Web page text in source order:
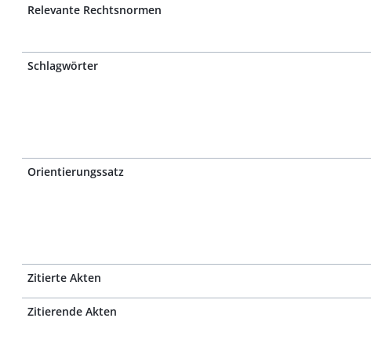
Relevante Rechtsnormen
Schlagwörter
Orientierungssatz
Zitierte Akten
Zitierende Akten